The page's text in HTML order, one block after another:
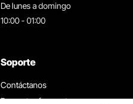
De lunes a domingo
10:00 - 01:00
Soporte
Contáctanos
Preguntas frecuentes